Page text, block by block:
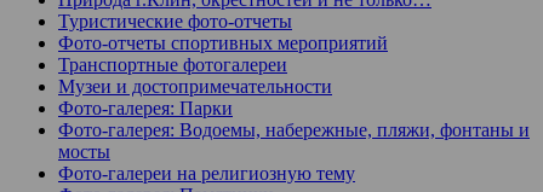
Туристические фото-отчеты
Фото-отчеты спортивных мероприятий
Транспортные фотогалереи
Музеи и достопримечательности
Фото-галерея: Парки
Фото-галерея: Водоемы, набережные, пляжи, фонтаны и
мосты
Фото-галереи на религиозную тему